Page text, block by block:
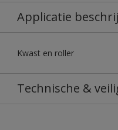
Applicatie
Kwast en roller
Technische &